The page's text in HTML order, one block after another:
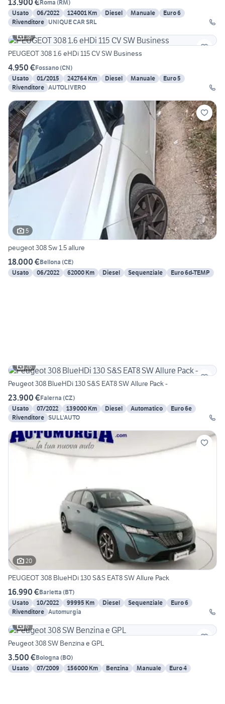
13.900 €Roma (RM)
Usato
06/2022 124001 Km Diesel Manuale
Euro 6
Rivenditore UNIQUE CAR SRL
18
PEUGEOT 308 1.6 eHDi 115 CV SW Business
4.950 €Fossano(CN)
Usato
01/2015 242764 Km Diesel Manuale
Euro 5
Rivenditore AUTOLIVERO
5
peugeot 308 Sw 1.5 allure
18.000 €Bellona (CE)
Usato
06/2022 62000 Km Diesel Sequenziale Euro 6d-TEMP
26
Peugeot 308 BlueHDi 130 S&S EAT8 SW Allure Pack -
23.900 €Falerna (CZ)
Usato
07/2022 139000 Km Diesel Automatico
Euro 6e
Rivenditore SULL'AUTO
20
PEUGEOT 308 BlueHDi 130 S&S EAT8 SW Allure Pack
16.990 €Barletta (BT)
Usato
10/2022 99995 Km Diesel Sequenziale
Euro 6
Rivenditore Automurgia
6
Peugeot 308 SW Benzina e GPL
3.500 €Bologna (BO)
Usato
07/2009 156000 Km Benzina Manuale Euro 4